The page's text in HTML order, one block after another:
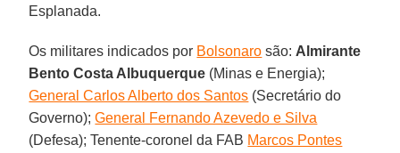
Esplanada.
Os militares indicados por Bolsonaro são: Almirante
Bento Costa Albuquerque (Minas e Energia);
General Carlos Alberto dos Santos (Secretário do
Governo);General Fernando Azevedo e Silva
(Defesa); Tenente-coronel da FAB Marcos Pontes